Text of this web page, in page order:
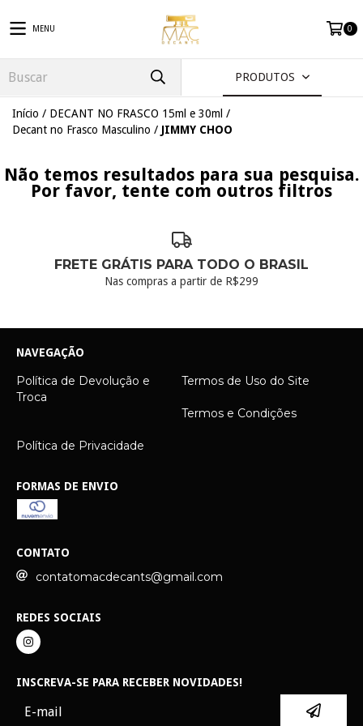
MENU 0
PRODUTOS
Início / DECANT NO FRASCO 15ml e 30ml /
Decant no Frasco Masculino / JIMMY CHOO
Não temos resultados para sua pesquisa.
Por favor, tente com outros filtros
FRETE GRÁTIS PARA TODO O BRASIL
Nas compras a partir de R$299
NAVEGAÇÃO
Política de Devolução e
Troca
Termos de Uso do Site
Termos e Condições
Política de Privacidade
FORMAS DE ENVIO
CONTATO
contatomacdecants@gmail.com
REDES SOCIAIS
INSCREVA-SE PARA RECEBER NOVIDADES!